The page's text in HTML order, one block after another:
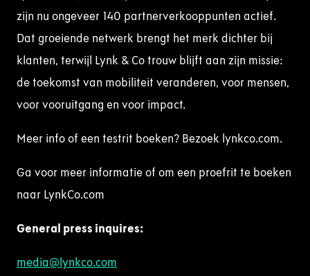
zijn nu ongeveer 140 partnerverkooppunten actief.
Dat groeiende netwerk brengt het merk dichter bij
klanten, terwijl Lynk & Co trouw blijft aan zijn missie:
de toekomst van mobiliteit veranderen, voor mensen,
voor vooruitgang en voor impact.
Meer info of een testrit boeken? Bezoek lynkco.com.
Ga voor meer informatie of om een proefrit te boeken
naar LynkCo.com
General press inquires:
media@lynkco.com